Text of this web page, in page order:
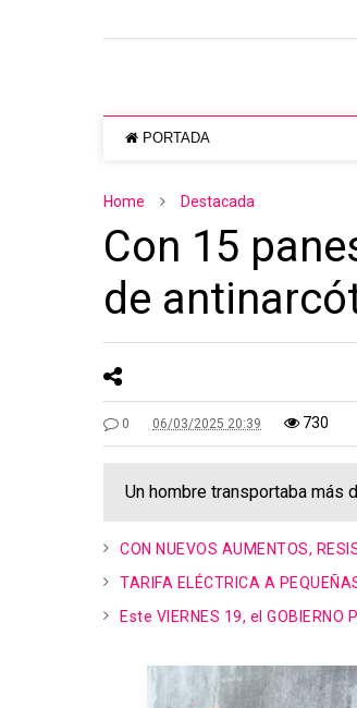
PORTADA
Home Destacada
Con 15
de
0 06/03/2025 20:39 730
Un hombre transportaba
CON NUEVOS AUMENTOS,
TARIFA ELÉCTRICA A
Este VIERNES 19, el GOBIERNO